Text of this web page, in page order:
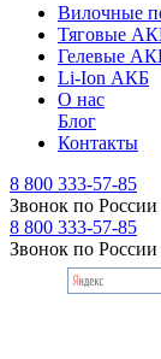
Вилочные
Тяговые
Гелевые
Li-Ion АКБ
О нас
Блог
Контакты
8 800 333-57-85
Звонок по
8 800 333-57-85
Звонок по